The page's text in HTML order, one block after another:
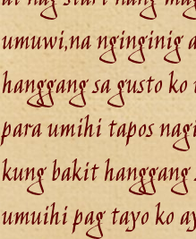
umuwi,na nginginig
hanggang sa gusto
para umihi tapos
kung bakit
umuihi pag tayo ko